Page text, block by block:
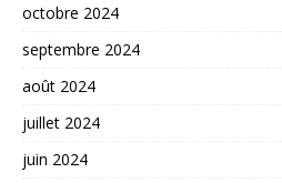
octobre 2024
septembre 2024
août 2024
juillet 2024
juin 2024